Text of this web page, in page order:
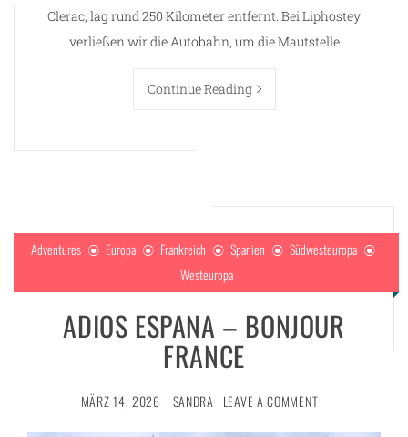
Clerac, lag rund 250 Kilometer entfernt. Bei Liphostey
verließen wir die Autobahn, um die Mautstelle
Continue Reading
Adventures Europa Frankreich Spanien
Südwesteuropa
Westeuropa
ADIOS ESPANA – BONJOUR
FRANCE
MÄRZ 14, 2026 SANDRA LEAVE A COMMENT